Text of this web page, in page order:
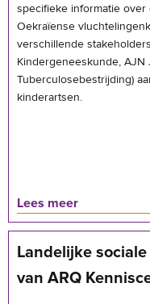
speciﬁeke informatie
Oekraïense
verschillende
Kindergeneeskunde, AJN
Tuberculosebestrijding)
kinderartsen.
Lees meer
Landelijke
van ARQ